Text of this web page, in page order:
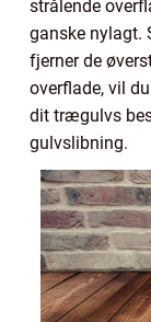
strålende
ganske nylagt.
fjerner de
overflade, vil
dit trægulvs
gulvslibning.